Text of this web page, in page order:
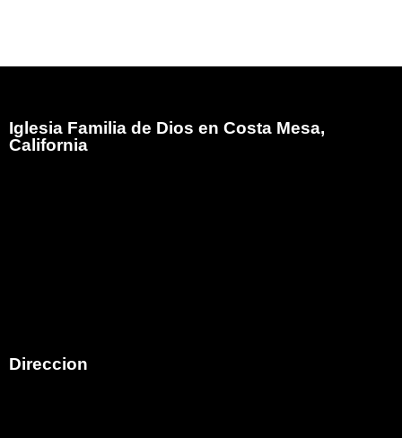
Iglesia Familia de Dios en Costa Mesa,
California
Direccion